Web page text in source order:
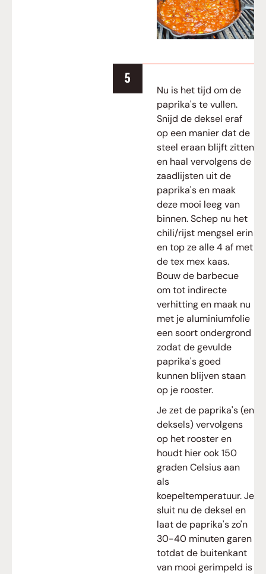
Nu is het tijd om de
paprika's te vullen.
Snijd de deksel eraf
op een manier dat de
steel eraan blijft zitten
en haal vervolgens de
zaadlijsten uit de
paprika's en maak
deze mooi leeg van
binnen. Schep nu het
chili/rijst mengsel erin
en top ze alle 4 af met
de tex mex kaas.
Bouw de barbecue
om tot indirecte
verhitting en maak nu
met je aluminiumfolie
een soort ondergrond
zodat de gevulde
paprika's goed
kunnen blijven staan
op je rooster.
Je zet de paprika's (en
deksels) vervolgens
op het rooster en
houdt hier ook 150
graden Celsius aan
als
koepeltemperatuur. Je
sluit nu de deksel en
laat de paprika's zo'n
30-40 minuten garen
totdat de buitenkant
van mooi gerimpeld is